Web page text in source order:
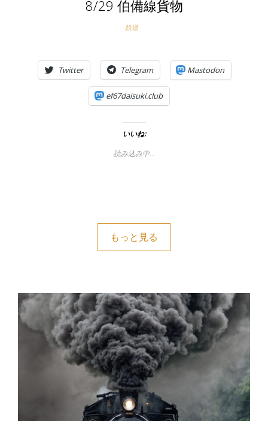
8/29 伯備線貨物
鉄道
Twitter Telegram Mastodon
ef67daisuki.club
いいね:
読み込み中…
もっと見る